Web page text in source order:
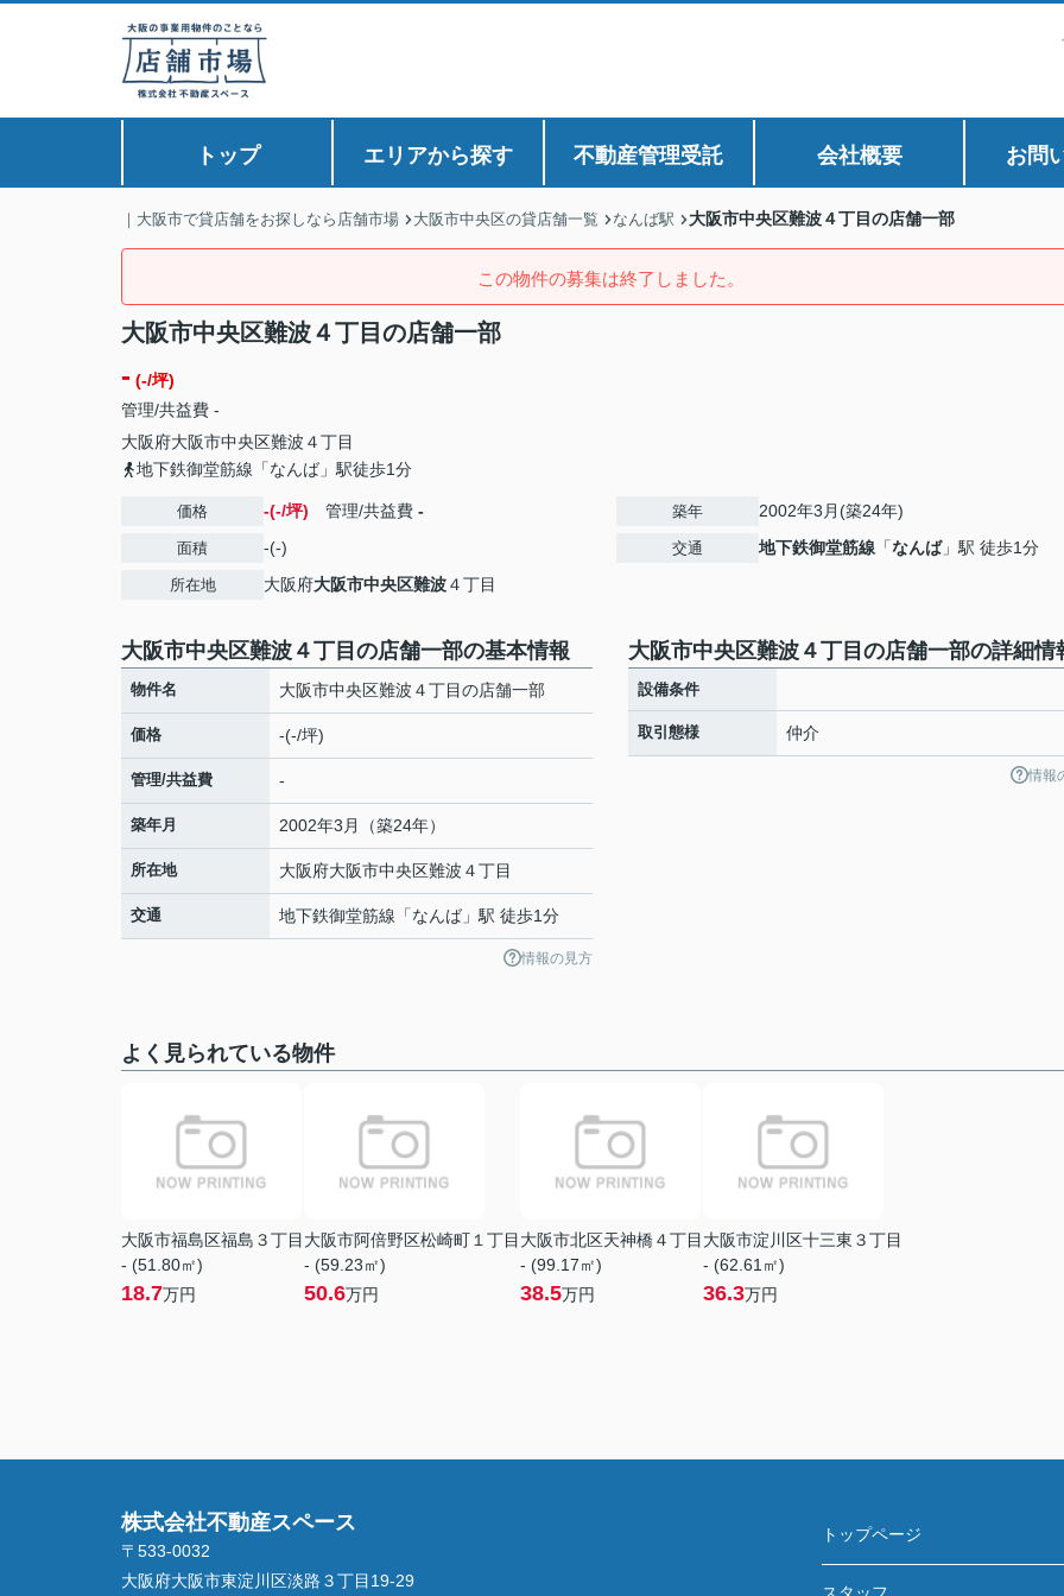
トップ エリアから探す 不動産管理受託 会社概要 お問
｜大阪市で貸店舗をお探しなら店舗市場 大阪市中央区の貸店舗一覧 なんば駅 大阪市中央区難波４丁目の店舗一部
この物件の募集は終了しました。
大阪市中央区難波４丁目の店舗一部
- (-/坪)
管理/共益費 -
大阪府大阪市中央区難波 ４丁目
地下鉄御堂筋線「なんば」駅徒歩1分
価格 -(-/坪) 管理/共益費 -
面積 -(-)
所在地 大阪府大阪市中央区難波４丁目
築年 2002年3月(築24年)
交通 地下鉄御堂筋線 「なんば」駅 徒歩1分
大阪市中央区難波４丁目の店舗一部の基本情報
物件名 大阪市中央区難波４丁目の店舗一部
価格 -(-/坪)
管理/共益費 -
築年月 2002年3月（築24年）
所在地 大阪府大阪市中央区難波 ４丁目
交通 地下鉄御堂筋線 「なんば 」駅 徒歩1分
情報の見方
大阪市中央区難波４丁目の店舗一部の詳細情
設備条件
取引態様 仲介
情報
よく見られている物件
大阪市福島区福島３丁目
- (51.80㎡)
18.7万円
大阪市阿倍野区松崎町１丁目
- (59.23㎡)
50.6万円
大阪市北区天神橋４丁目
- (99.17㎡)
38.5万円
大阪市淀川区十三東３丁目
- (62.61㎡)
36.3万円
株式会社不動産スペース
〒533-0032
大阪府大阪市東淀川区淡路３丁目19-29
トップページ